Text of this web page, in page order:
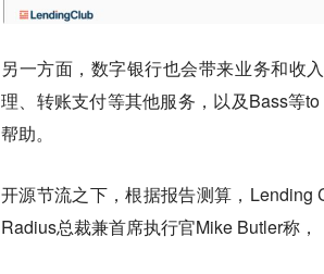
另一方面，数字银行也会带来业务和收
理、转账支付等其他服务，以及Bass等
帮助。
开源节流之下，根据报告测算，Lending
Radius总裁兼首席执行官Mike Butler称，